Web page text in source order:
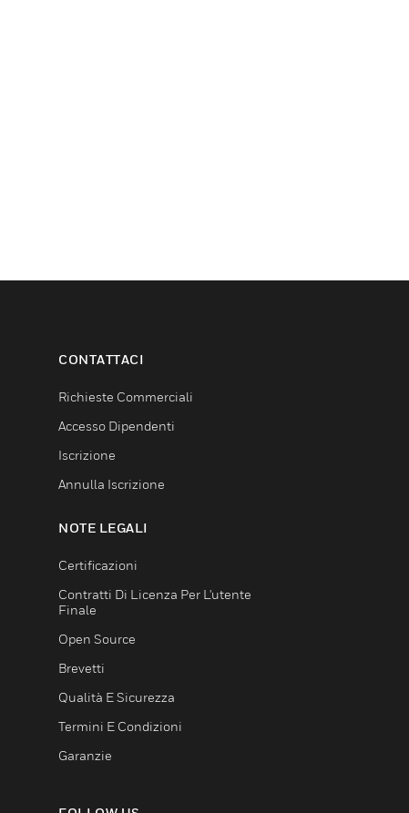
CONTATTACI
Richieste Commerciali
Accesso Dipendenti
Iscrizione
Annulla Iscrizione
NOTE LEGALI
Certificazioni
Contratti Di Licenza Per L'utente
Finale
Open Source
Brevetti
Qualità E Sicurezza
Termini E Condizioni
Garanzie